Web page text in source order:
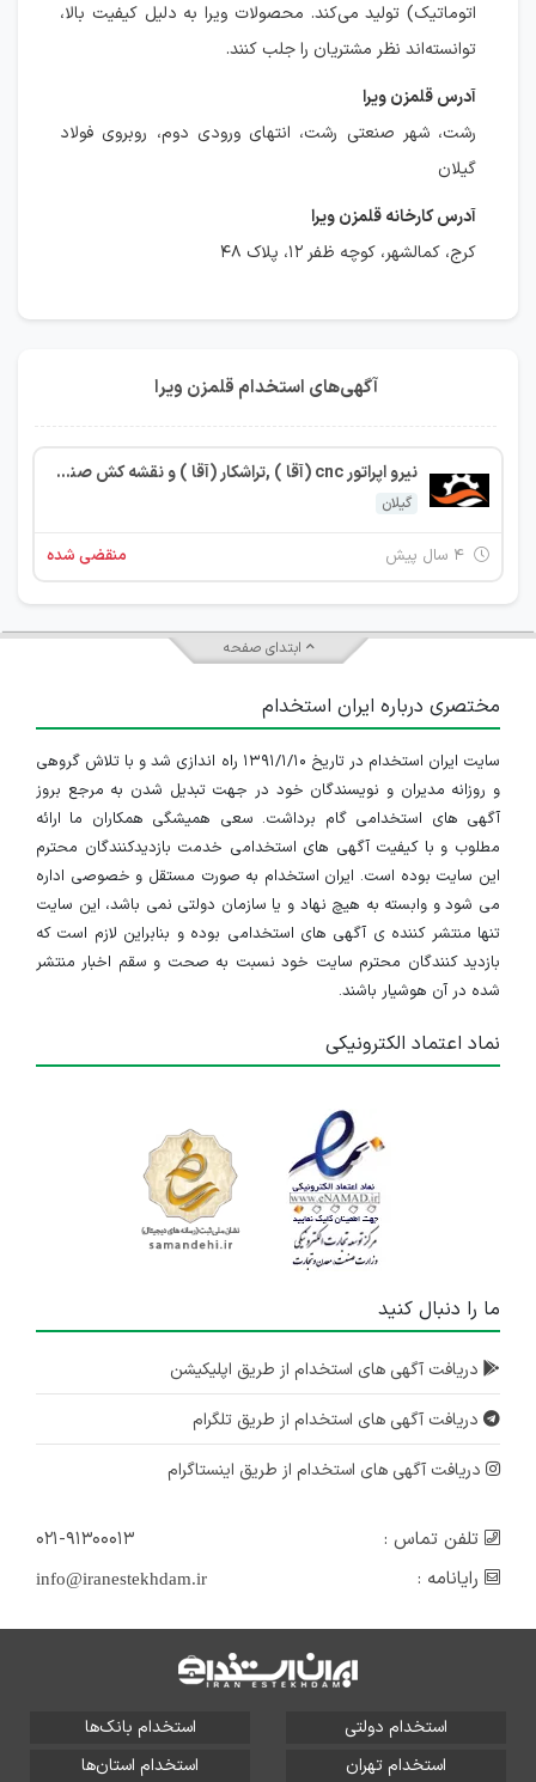
اتوماتیک) تولید می‌کند. محصولات ویرا به دلیل کیفیت بالا،
توانسته‌اند نظر مشتریان را جلب کنند.
آدرس قلمزن ویرا
رشت، شهر صنعتی رشت، انتهای ورودی دوم، روبروی فولاد
گیلان
آدرس کارخانه قلمزن ویرا
کرج، کمالشهر، کوچه ظفر ۱۲، پلاک ۴۸
آگهی‌های استخدام قلمزن ویرا
نیرو اپراتور cnc (آقا ) ,تراشکار (آقا ) و نقشه کش صنعتی خانم در شهر صنعتی رشت
گیلان
منقضی شده
ابتدای صفحه
مختصری درباره ایران استخدام
سایت ایران استخدام در تاریخ ۱۳۹۱/۱/۱۰ راه اندازی شد و با تلاش گروهی
و روزانه مدیران و نویسندگان خود در جهت تبدیل شدن به مرجع بروز
آگهی های استخدامی گام برداشت. سعی همیشگی همکاران ما ارائه
مطلوب و با کیفیت آگهی های استخدامی خدمت بازدیدکنندگان محترم
این سایت بوده است. ایران استخدام به صورت مستقل و خصوصی اداره
می شود و وابسته به هیچ نهاد و یا سازمان دولتی نمی باشد، این سایت
تنها منتشر کننده ی آگهی های استخدامی بوده و بنابراین لازم است که
بازدید کنندگان محترم سایت خود نسبت به صحت و سقم اخبار منتشر
شده در آن هوشیار باشند.
نماد اعتماد الکترونیکی
ما را دنبال کنید
دریافت آگهی های استخدام از طریق اپلیکیشن
دریافت آگهی های استخدام از طریق تلگرام
دریافت آگهی های استخدام از طریق اینستاگرام
تلفن تماس :
۰۲۱-۹۱۳۰۰۰۱۳
رایانامه :
info@iranestekhdam.ir
استخدام دولتی
استخدام بانک‌ها
استخدام تهران
استخدام استان‌ها